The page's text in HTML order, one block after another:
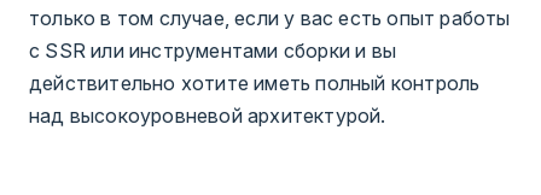
только в том случае, если у вас есть опыт работы
с SSR или инструментами сборки и вы
действительно хотите иметь полный контроль
над высокоуровневой архитектурой.